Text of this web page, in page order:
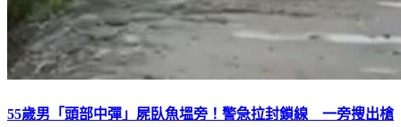
55歲男「頭部中彈」屍臥魚塭旁！警急拉封鎖線 一旁搜出槍